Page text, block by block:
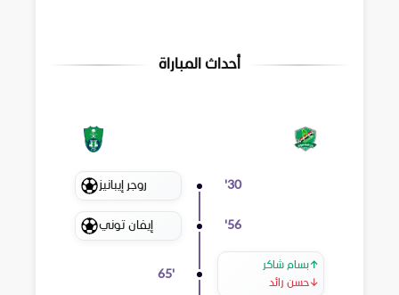
أحداث المباراة
30
' روجر إيبانيز
56
' إيفان توني
↑بسام شاكر
↓حسن رائد
65'